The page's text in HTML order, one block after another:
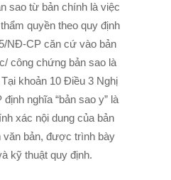
sao từ bản chính là việc
quyền theo quy định
NĐ-CP căn cứ vào bản
công chứng bản sao là
khoản 10 Điều 3 Nghị
nghĩa “bản sao y” là
xác nội dung của bản
văn bản, được trình bày
kỹ thuật quy định.